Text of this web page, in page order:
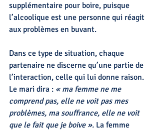
supplémentaire pour boire, puisque
l’alcoolique est une personne qui réagit
aux problèmes en buvant.
Dans ce type de situation, chaque
partenaire ne discerne qu’une partie de
l’interaction, celle qui lui donne raison.
Le mari dira : « ma femme ne me
comprend pas, elle ne voit pas mes
problèmes, ma souffrance, elle ne voit
que le fait que je boive ». La femme